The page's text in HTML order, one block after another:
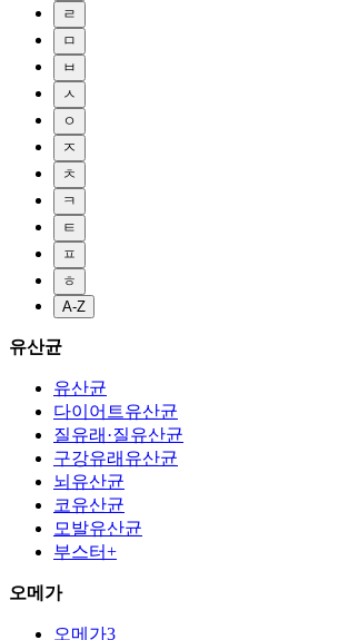
ㄹ
ㅁ
ㅂ
ㅅ
ㅇ
ㅈ
ㅊ
ㅋ
ㅌ
ㅍ
ㅎ
A-Z
유산균
유산균
다이어트유산균
질유래·질유산균
구강유래유산균
뇌유산균
코유산균
모발유산균
부스터+
오메가
오메가3